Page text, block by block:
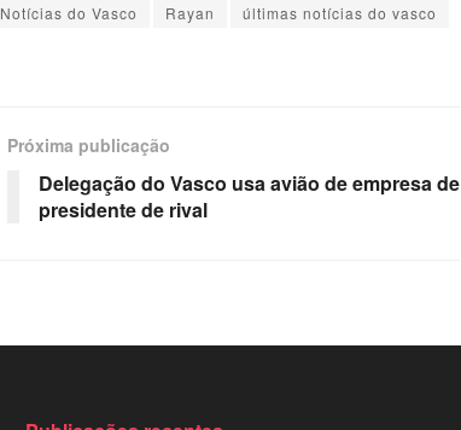
Notícias do Vasco Rayan
últimas notícias do vasco
Próxima publicação
Delegação do Vasco usa avião de empresa de
presidente de rival